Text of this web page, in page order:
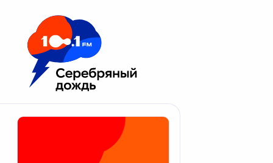
Москва 100.1 FM
Апатиты